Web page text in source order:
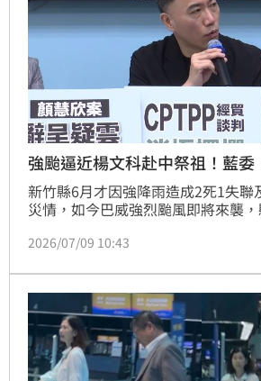
強颱逼近楊文科赴中祭祖！藍委
新竹縣6月才因強降雨造成2死1失聯
災情，如今巴威強烈颱風即將來襲
見面，遭疑在防災關鍵時刻棄守轄區
什麼理由，他如果先回來，這樣不
好，還是社會觀感也好，都會比較
2026/07/09 10:43